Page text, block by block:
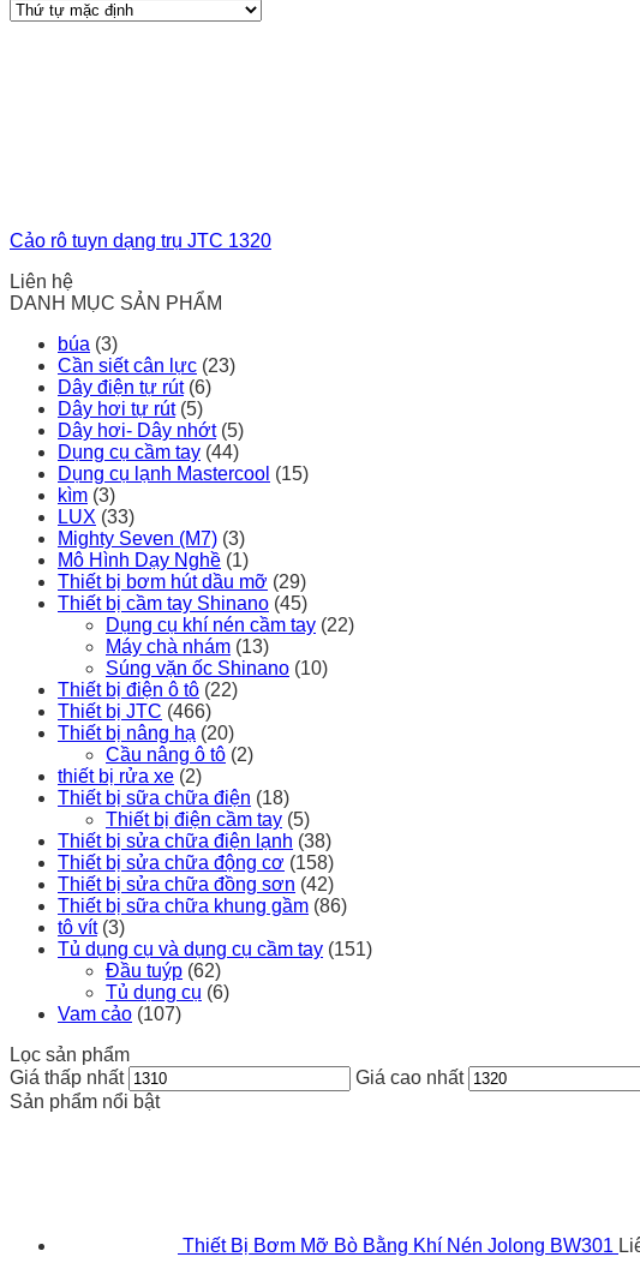
Cảo rô tuyn dạng trụ JTC 1320
Liên hệ
DANH MỤC SẢN PHẨM
búa (3)
Cần siết cân lực (23)
Dây điện tự rút (6)
Dây hơi tự rút (5)
Dây hơi- Dây nhớt (5)
Dụng cụ cầm tay (44)
Dụng cụ lạnh Mastercool (15)
kìm (3)
LUX (33)
Mighty Seven (M7) (3)
Mô Hình Dạy Nghề (1)
Thiết bị bơm hút dầu mỡ (29)
Thiết bị cầm tay Shinano (45)
Dụng cụ khí nén cầm tay (22)
Máy chà nhám (13)
Súng vặn ốc Shinano (10)
Thiết bị điện ô tô (22)
Thiết bị JTC (466)
Thiết bị nâng hạ (20)
Cầu nâng ô tô (2)
thiết bị rửa xe (2)
Thiết bị sữa chữa điện (18)
Thiết bị điện cầm tay (5)
Thiết bị sửa chữa điện lạnh (38)
Thiết bị sửa chữa động cơ (158)
Thiết bị sửa chữa đồng sơn (42)
Thiết bị sữa chữa khung gầm (86)
tô vít (3)
Tủ dụng cụ và dụng cụ cầm tay (151)
Đầu tuýp (62)
Tủ dụng cụ (6)
Vam cảo (107)
Lọc sản phẩm
Giá thấp nhất
Giá cao nhất
Sản phẩm nổi bật
Thiết Bị Bơm Mỡ Bò Bằng Khí Nén Jolong BW301